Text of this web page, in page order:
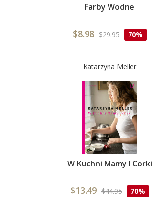
Farby Wodne
$8.98 $29.95 70%
Katarzyna Meller
W Kuchni Mamy I Corki
$13.49 $44.95 70%